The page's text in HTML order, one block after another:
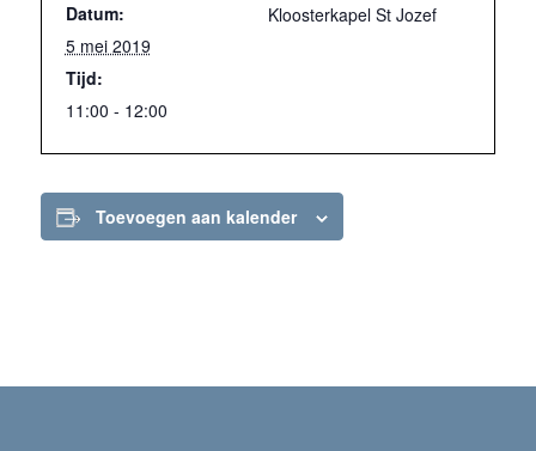
Datum:
5 mei 2019
Tijd:
11:00 - 12:00
Kloosterkapel St Jozef
Toevoegen aan kalender